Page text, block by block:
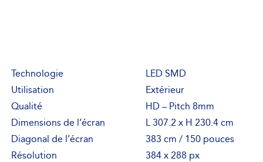
Technologie
LED SMD
Utilisation
Extérieur
Qualité
HD – Pitch 8mm
Dimensions de l’écran
L 307.2 x H 230.4 cm
Diagonal de l’écran
383 cm / 150 pouces
Résolution
384 x 288 px